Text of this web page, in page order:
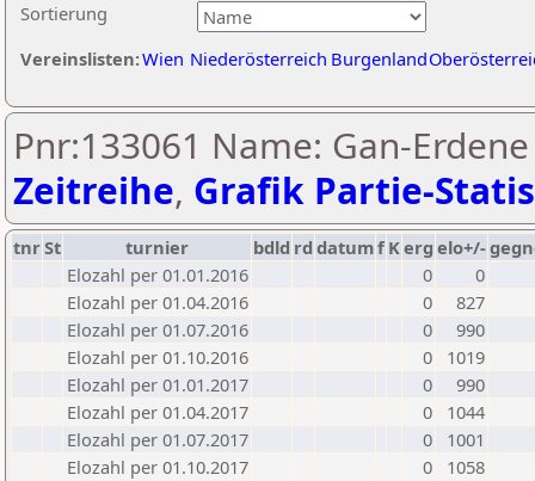
Sortierung
Vereinslisten:Wien Niederösterreich Burgenland
Pnr:133061 Name: Gan-
Zeitreihe, Grafik Partie-
tnrSt turnier bdld rd datumf Kerg elo+/-
Elozahl per 01.01.2016
0
0
Elozahl per 01.04.2016
0
827
Elozahl per 01.07.2016
0
990
Elozahl per 01.10.2016
0
1019
Elozahl per 01.01.2017
0
990
Elozahl per 01.04.2017
0
1044
Elozahl per 01.07.2017
0
1001
Elozahl per 01.10.2017
0
1058